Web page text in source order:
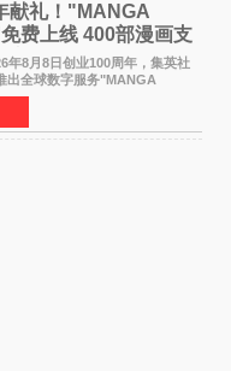
献礼！"MANGA
费上线 400部漫画支
言
8月8日创业100周年，集英社
出全球数字服务"MANGA
注册即可免费阅读近400部漫画
万页，翻译成100多种语言面向
该服务预